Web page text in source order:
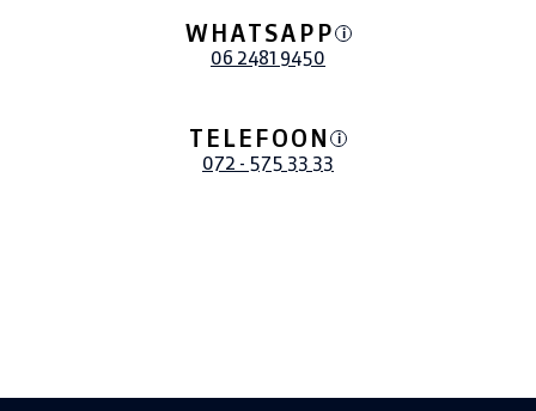
WHATSAPP i
06 2481 9450
TELEFOON i
072 - 575 33 33